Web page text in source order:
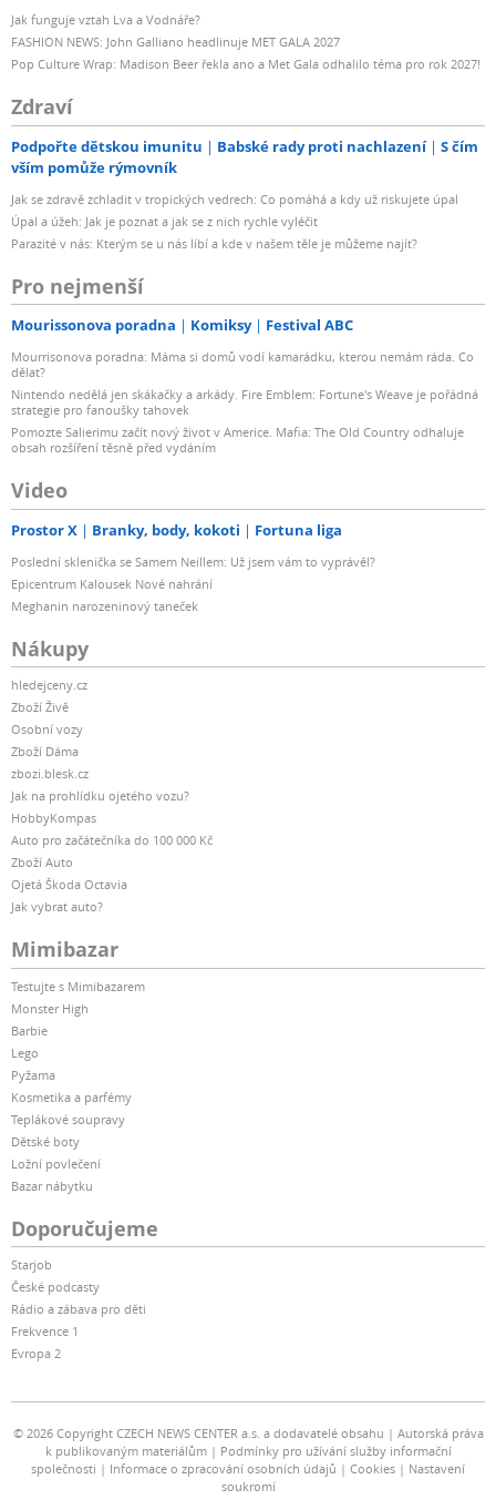
Jak funguje vztah Lva a Vodnáře?
FASHION NEWS: John Galliano headlinuje MET GALA 2027
Pop Culture Wrap: Madison Beer řekla ano a Met Gala odhalilo téma pro rok 2027!
Zdraví
Podpořte dětskou imunitu Babské rady proti nachlazení
S čím
vším pomůže rýmovník
Jak se zdravě zchladit v tropických vedrech: Co pomáhá a kdy už riskujete úpal
Úpal a úžeh: Jak je poznat a jak se z nich rychle vyléčit
Parazité v nás: Kterým se u nás líbí a kde v našem těle je můžeme najít?
Pro nejmenší
Mourissonova poradna Komiksy Festival ABC
Mourrisonova poradna: Máma si domů vodí kamarádku, kterou nemám ráda. Co
dělat?
Nintendo nedělá jen skákačky a arkády. Fire Emblem: Fortune's Weave je pořádná
strategie pro fanoušky tahovek
Pomozte Salierimu začít nový život v Americe. Mafia: The Old Country odhaluje
obsah rozšíření těsně před vydáním
Video
Prostor X Branky, body, kokoti Fortuna liga
Poslední sklenička se Samem Neillem: Už jsem vám to vyprávěl?
Epicentrum Kalousek Nové nahrání
Meghanin narozeninový taneček
Nákupy
hledejceny.cz
Zboží Živě
Osobní vozy
Zboží Dáma
zbozi.blesk.cz
Jak na prohlídku ojetého vozu?
HobbyKompas
Auto pro začátečníka do 100 000 Kč
Zboží Auto
Ojetá Škoda Octavia
Jak vybrat auto?
Mimibazar
Testujte s Mimibazarem
Monster High
Barbie
Lego
Pyžama
Kosmetika a parfémy
Teplákové soupravy
Dětské boty
Ložní povlečení
Bazar nábytku
Doporučujeme
Starjob
České podcasty
Rádio a zábava pro děti
Frekvence 1
Evropa 2
© 2026 Copyright CZECH NEWS CENTER a.s. a dodavatelé obsahu
Autorská práva
k publikovaným materiálům
Podmínky pro užívání služby informační
společnosti
Informace o zpracování osobních údajů Cookies
Nastavení
soukromí